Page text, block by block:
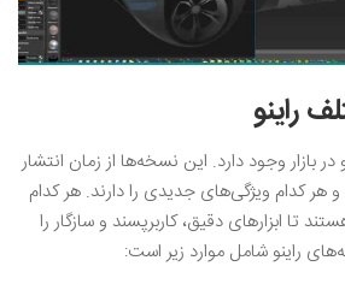
راینو
بازار وجود دارد. این نسخه‌ها از زمان انتشار
و هر کدام ویژگی‌های جدیدی را دارند. هر کدام
تا ابزارهای دقیق، کاربرپسند و سازگار را
راینو شامل موارد زیر است: